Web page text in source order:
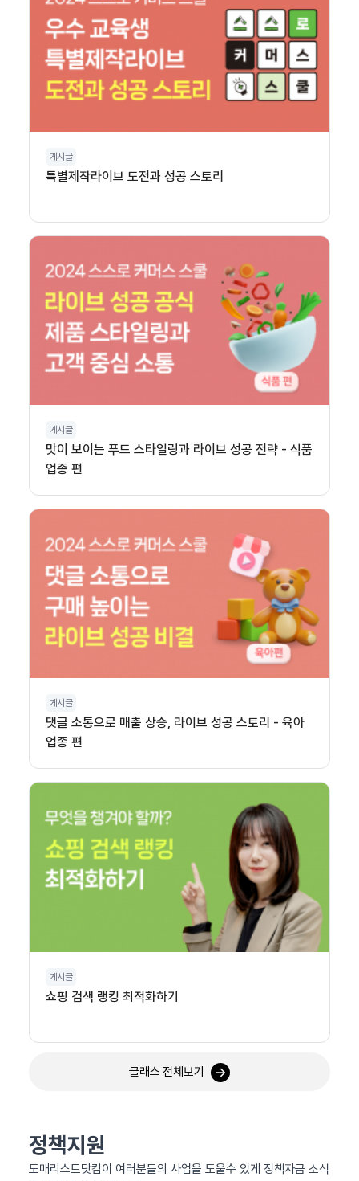
게시글
특별제작라이브 도전과 성공 스토리
게시글
맛이 보이는 푸드 스타일링과 라이브 성공 전략 - 식품
업종 편
게시글
댓글 소통으로 매출 상승, 라이브 성공 스토리 - 육아
업종 편
게시글
쇼핑 검색 랭킹 최적화하기
클래스 전체보기
정책지원
도매리스트닷컴이 여러분들의 사업을 도울수 있게 정책자금 소식